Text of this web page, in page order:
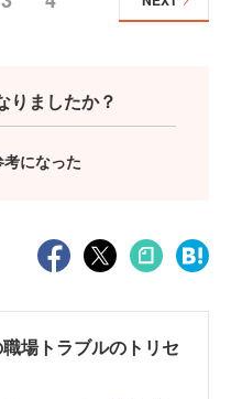
りましたか？
考になった
場トラブルのトリセ